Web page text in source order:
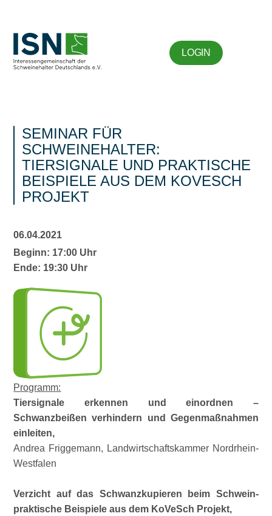
LOGIN
SEMINAR FÜR
SCHWEINEHALTER:
TIERSIGNALE UND PRAKTISCHE
BEISPIELE AUS DEM KOVESCH
PROJEKT
06.04.2021
Beginn: 17:00 Uhr
Ende: 19:30 Uhr
Programm:
Tiersignale erkennen und einordnen –
Schwanzbeißen verhindern und Gegenmaßnahmen
einleiten,
Andrea Friggemann, Landwirtschaftskammer Nordrhein-
Westfalen
Verzicht auf das Schwanzkupieren beim Schwein-
praktische Beispiele aus dem KoVeSch Projekt,